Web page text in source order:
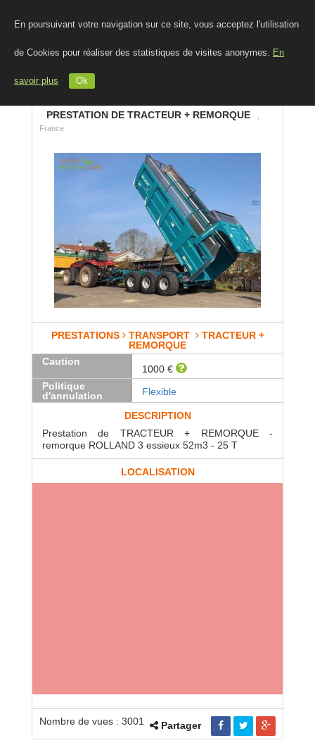
En poursuivant votre navigation sur ce site, vous acceptez l'utilisation
de Cookies pour réaliser des statistiques de visites anonymes. En
savoir plus Ok
PRESTATION DE TRACTEUR + REMORQUE
France
PRESTATIONS TRANSPORT
TRACTEUR +
REMORQUE
Caution
1000 €
Politique
d'annulation
Flexible
DESCRIPTION
Prestation de TRACTEUR + REMORQUE -
remorque ROLLAND 3 essieux 52m3 - 25 T
LOCALISATION
Nombre de vues : 3001 Partager